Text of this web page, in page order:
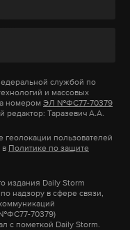
with @USMCsays the
t.co/Hmt8M7SILS
июля 2017 г.
службой по
и массовых
номером ЭЛ №ФС77-70379
Таразевич А.А.
геолокации пользователей
в Политике по защите
издания Daily Storm
надзору в сфере связи,
70379)
с пометкой Daily Storm.